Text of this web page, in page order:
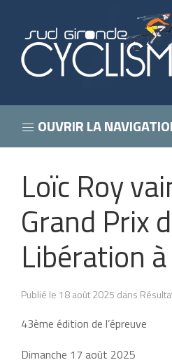
OUVRIR LA
Loïc Roy
Grand Prix
Libération
Publié le 18 août 2025 dans
43ème édition de l’épreuve
Dimanche 17 août 2025